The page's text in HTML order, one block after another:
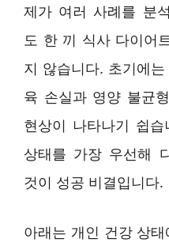
제가 여러 사례를 분
도 한 끼 식사 다이어
지 않습니다. 초기에
육 손실과 영양 불균
현상이 나타나기 쉽
상태를 가장 우선해
것이 성공 비결입니다.
아래는 개인 건강 상